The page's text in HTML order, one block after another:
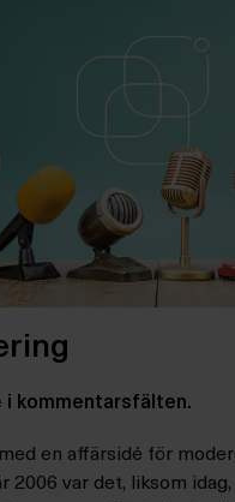
i kommentarsfälten.
en affärsidé för
2006 var det, liksom